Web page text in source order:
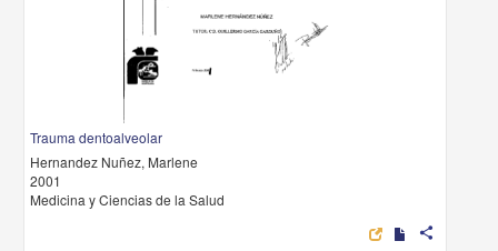
Trauma dentoalveolar
Hernandez Nuñez, Marlene
2001
Medicina y Ciencias de la Salud
share